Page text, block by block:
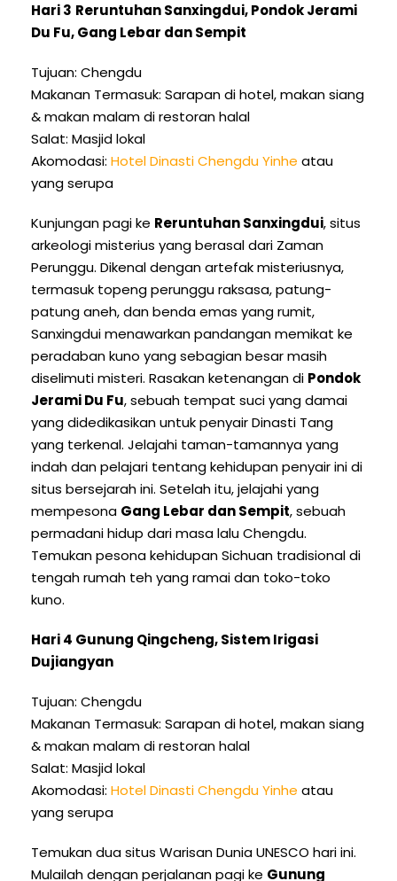
Hari 3 Reruntuhan Sanxingdui, Pondok Jerami
Du Fu, Gang Lebar dan Sempit
Tujuan: Chengdu
Makanan Termasuk: Sarapan di hotel, makan siang
& makan malam di restoran halal
Salat: Masjid lokal
Akomodasi: Hotel Dinasti Chengdu Yinhe atau
yang serupa
Kunjungan pagi ke Reruntuhan Sanxingdui, situs
arkeologi misterius yang berasal dari Zaman
Perunggu. Dikenal dengan artefak misteriusnya,
termasuk topeng perunggu raksasa, patung-
patung aneh, dan benda emas yang rumit,
Sanxingdui menawarkan pandangan memikat ke
peradaban kuno yang sebagian besar masih
diselimuti misteri. Rasakan ketenangan di Pondok
Jerami Du Fu, sebuah tempat suci yang damai
yang didedikasikan untuk penyair Dinasti Tang
yang terkenal. Jelajahi taman-tamannya yang
indah dan pelajari tentang kehidupan penyair ini di
situs bersejarah ini. Setelah itu, jelajahi yang
mempesona Gang Lebar dan Sempit, sebuah
permadani hidup dari masa lalu Chengdu.
Temukan pesona kehidupan Sichuan tradisional di
tengah rumah teh yang ramai dan toko-toko
kuno.
Hari 4 Gunung Qingcheng, Sistem Irigasi
Dujiangyan
Tujuan: Chengdu
Makanan Termasuk: Sarapan di hotel, makan siang
& makan malam di restoran halal
Salat: Masjid lokal
Akomodasi: Hotel Dinasti Chengdu Yinhe atau
yang serupa
Temukan dua situs Warisan Dunia UNESCO hari ini.
Mulailah dengan perjalanan pagi ke Gunung